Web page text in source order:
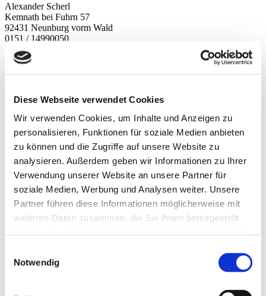
Diese Webseite verwendet Cookies
Wir verwenden Cookies, um Inhalte und Anzeigen zu
personalisieren, Funktionen für soziale Medien anbieten
zu können und die Zugriffe auf unsere Website zu
analysieren. Außerdem geben wir Informationen zu Ihrer
Verwendung unserer Website an unsere Partner für
soziale Medien, Werbung und Analysen weiter. Unsere
Partner führen diese Informationen möglicherweise mit
weiteren Daten zusammen, die Sie ihnen bereitgestellt
Notwendig
Alexander Scherl
Kemnath bei Fuhrn 57
92431 Neunburg vorm Wald
0151 / 14990050
alex.scherl7@gmx.de
FFW Kleinwinklarn
01525 / 6023695
feuerwehr@kleinwinklarn.de
FFW Kröblitz
Hans Steinsdorfer
Schwarzachweg 6 a, Kröblitz
92431 Neunburg vorm Wald
09672 / 3705
h.steinsdorfer@t-online.de
www.ffwkroeblitz.de.tl
FFW Meißenberg
Michael Deml
Meißenberg 13
www.facebook.com/ffwmeissenberg